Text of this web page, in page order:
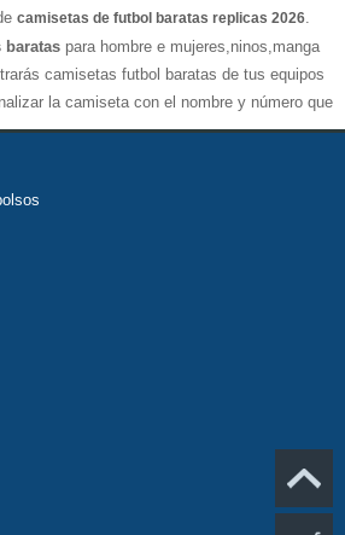
camisetas de futbol baratas replicas 2026.
baratas para hombre e mujeres,ninos,manga
camisetas futbol baratas de tus equipos
la camiseta con el nombre y número que
de futbol replicasson de máxima calidad
convencidos que quedarás muy satisfecho
un tejido transpirable por lo que te
o simplemente para animar a tu equipo
para conseguirtela lo más barata